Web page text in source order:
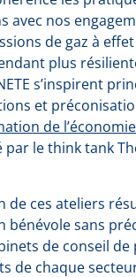
avec nos
de gaz à
plus
s’inspirent
et
de
par le think tank
de ces ateliers
bénévole sans
de conseil
de chaque